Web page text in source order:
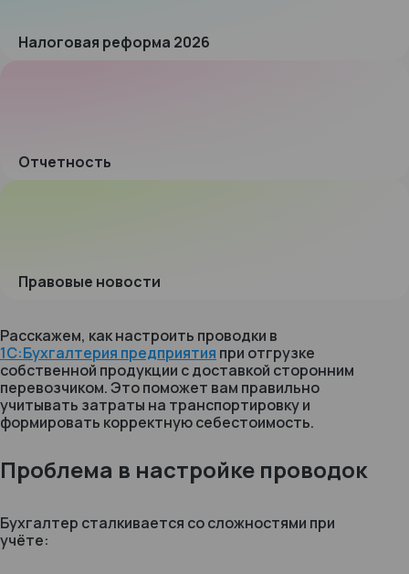
Расскажем, как настроить проводки в
1С:Бухгалтерия предприятия при отгрузке
собственной продукции с доставкой сторонним
перевозчиком. Это поможет вам правильно
учитывать затраты на транспортировку и
формировать корректную себестоимость.
Проблема в настройке проводок
Бухгалтер сталкивается со сложностями при
учёте:
Налоговая реформа 2026
Отчетность
Правовые новости